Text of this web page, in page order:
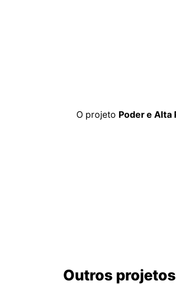
O projeto Poder e Alta
Outros